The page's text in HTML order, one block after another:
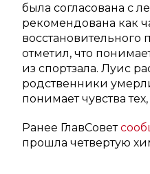
была согласована с
рекомендована как
восстановительного
отметил, что
из спортзала. Луис
родственники
понимает чувства
Ранее ГлавСовет
прошла четвертую